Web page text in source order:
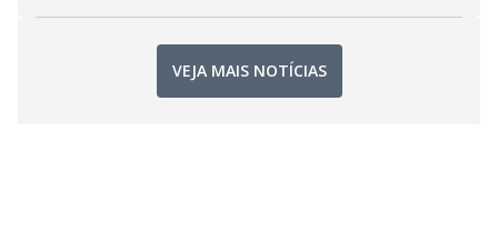
VEJA MAIS NOTÍCIAS